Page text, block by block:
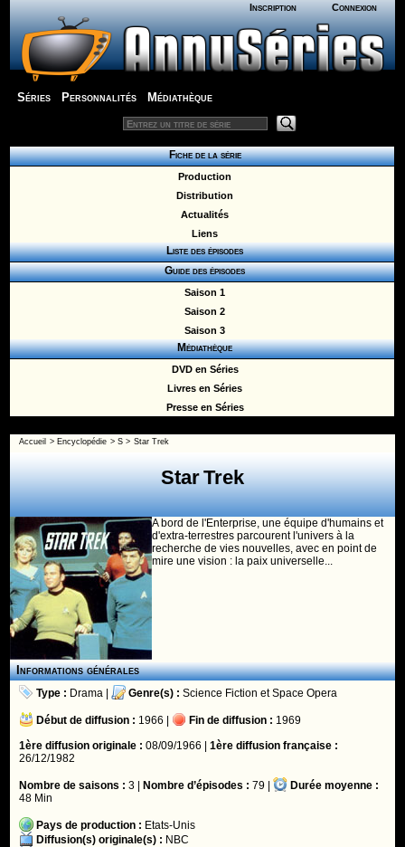
Inscription Connexion
Séries Personnalités Médiathèque
Fiche de la série
Production
Distribution
Actualités
Liens
Liste des épisodes
Guide des épisodes
Saison 1
Saison 2
Saison 3
Médiathèque
DVD en Séries
Livres en Séries
Presse en Séries
Accueil > Encyclopédie >S > Star Trek
Star Trek
A bord de l'Enterprise, une équipe d'humains et
d'extra-terrestres parcourent l'univers à la
recherche de vies nouvelles, avec en point de
mire une vision : la paix universelle...
Informations générales
Type : Drama | Genre(s) : Science Fiction etSpace Opera
Début de diffusion : 1966 | Fin de diffusion : 1969
1ère diffusion originale : 08/09/1966 |1ère diffusion française :
26/12/1982
Nombre de saisons : 3 | Nombre d’épisodes : 79 |
Durée moyenne :
48 Min
Pays de production : Etats-Unis
Diffusion(s) originale(s) : NBC